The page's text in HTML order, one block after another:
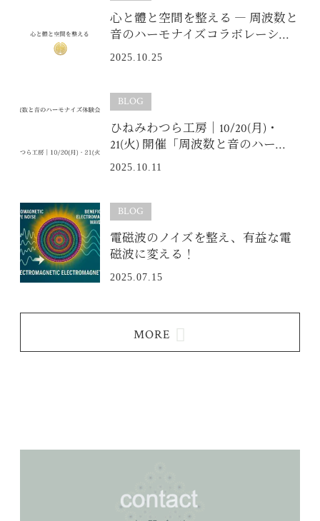
心と體と空間を整える ― 周波数と
音のハーモナイズコラボレーシ…
2025.10.25
BLOG
ひねみわつら工房｜10/20(月)・
21(火) 開催「周波数と音のハー…
2025.10.11
BLOG
電磁波のノイズを整え、有益な電
磁波に変える！
2025.07.15
MORE